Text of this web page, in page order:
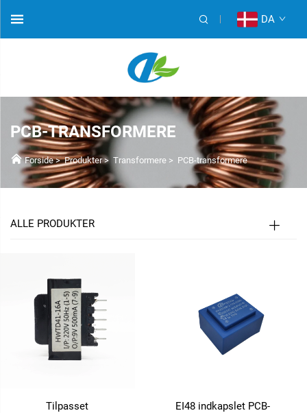
DA
PCB-TRANSFORMERE
Forside>Produkter> Transformere > PCB-transformere
ALLE PRODUKTER
Tilpasset
EI48 indkapslet PCB-